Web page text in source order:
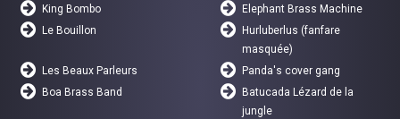
King Bombo
Elephant Brass Machine
Le Bouillon
Hurluberlus (fanfare
masquée)
Les Beaux Parleurs
Panda's cover gang
Boa Brass Band
Batucada Lézard de la
jungle